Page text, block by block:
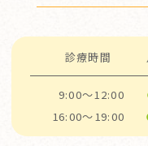
診療時間
9:00～12:00
16:00～19:00